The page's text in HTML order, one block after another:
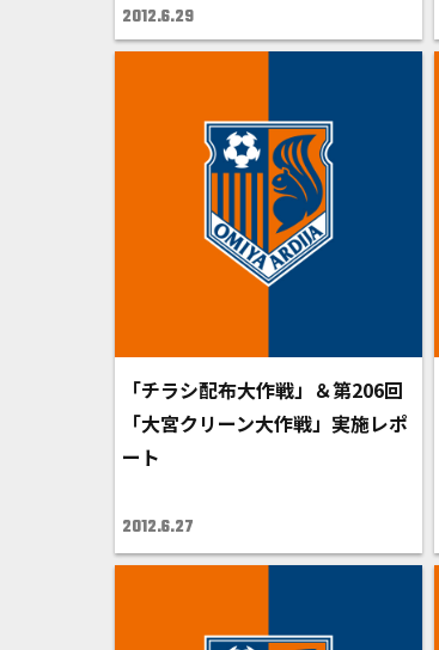
2012.6.29
「チラシ配布大作戦」＆第206回
「大宮クリーン大作戦」実施レポ
ート
2012.6.27